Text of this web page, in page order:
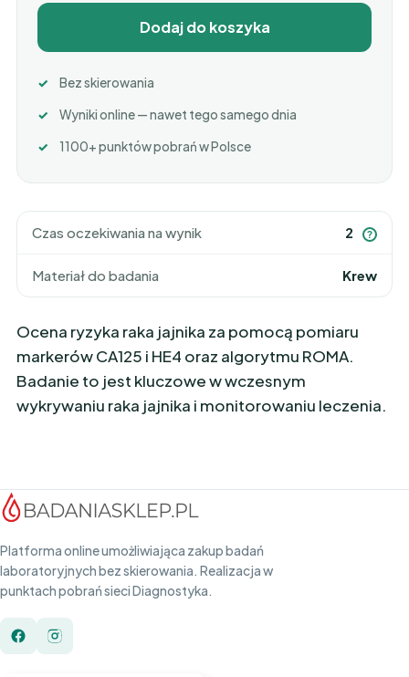
Czas oczekiwania na wynik 2 ?
Materiał do badania Krew
Ocena ryzyka raka jajnika za pomocą pomiaru
markerów CA125 i HE4 oraz algorytmu ROMA.
Badanie to jest kluczowe w wczesnym
wykrywaniu raka jajnika i monitorowaniu leczenia.
Dodaj do koszyka
Bez skierowania
Wyniki online — nawet tego samego dnia
1100+ punktów pobrań w Polsce
Platforma online umożliwiająca zakup badań
laboratoryjnych bez skierowania. Realizacja w
punktach pobrań sieci Diagnostyka.